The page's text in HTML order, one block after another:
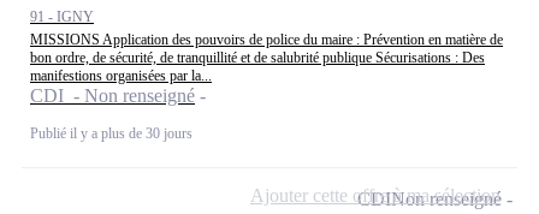
91 - IGNY
MISSIONS Application des pouvoirs de police du maire : Prévention en matière de
bon ordre, de sécurité, de tranquillité et de salubrité publique Sécurisations : Des
manifestions organisées par la...
CDI - Non renseigné
Publié il y a plus de 30 jours
CDINon renseigné
Ajouter cette offre à ma sélection